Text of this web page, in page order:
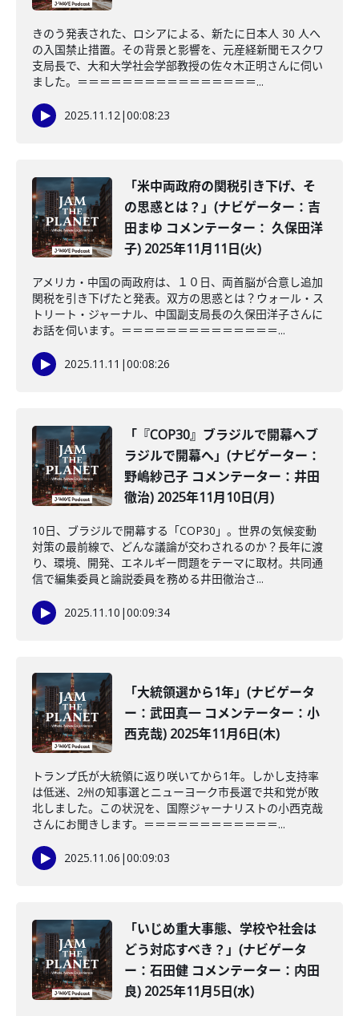
きのう発表された、ロシアによる、新たに日本人 30 人へ
の入国禁止措置。その背景と影響を、元産経新聞モスクワ
支局長で、大和大学社会学部教授の佐々木正明さんに伺い
ました。＝＝＝＝＝＝＝＝＝＝＝＝＝＝＝＝...
2025.11.12|00:08:23
「米中両政府の関税引き下げ、そ
の思惑とは？」(ナビゲーター：吉
田まゆ コメンテーター： 久保田洋
子) 2025年11月11日(火)
アメリカ・中国の両政府は、１０日、両首脳が合意し追加
関税を引き下げたと発表。双方の思惑とは？ウォール・ス
トリート・ジャーナル、中国副支局長の久保田洋子さんに
お話を伺います。＝＝＝＝＝＝＝＝＝＝＝＝＝＝...
2025.11.11 |00:08:26
「『COP30』ブラジルで開幕へブ
ラジルで開幕へ」(ナビゲーター：
野嶋紗己子 コメンテーター：井田
徹治) 2025年11月10日(月)
10日、ブラジルで開幕する「COP30」。世界の気候変動
対策の最前線で、どんな議論が交わされるのか？長年に渡
り、環境、開発、エネルギー問題をテーマに取材。共同通
信で編集委員と論説委員を務める井田徹治さ...
2025.11.10 |00:09:34
「大統領選から1年」(ナビゲータ
ー：武田真一 コメンテーター：小
西克哉) 2025年11月6日(木)
トランプ氏が大統領に返り咲いてから1年。しかし支持率
は低迷、2州の知事選とニューヨーク市長選で共和党が敗
北しました。この状況を、国際ジャーナリストの小西克哉
さんにお聞きします。＝＝＝＝＝＝＝＝＝＝＝＝...
2025.11.06 |00:09:03
「いじめ重大事態、学校や社会は
どう対応すべき？」(ナビゲータ
ー：石田健 コメンテーター：内田
良) 2025年11月5日(水)